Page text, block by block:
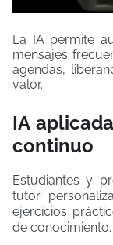
La IA permite
mensajes
agendas,
valor.
IA
continuo
Estudiantes y
tutor
ejercicios
de conocimiento.